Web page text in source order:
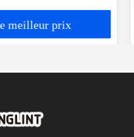
meilleur prix